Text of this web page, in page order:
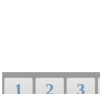
1 2 3